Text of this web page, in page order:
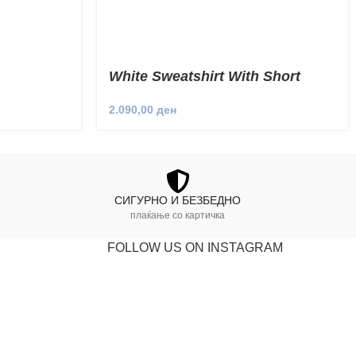
White Sweatshirt With Short
2.090,00 ден
СИГУРНО И БЕЗБЕДНО
плаќање со картичка
FOLLOW US ON INSTAGRAM